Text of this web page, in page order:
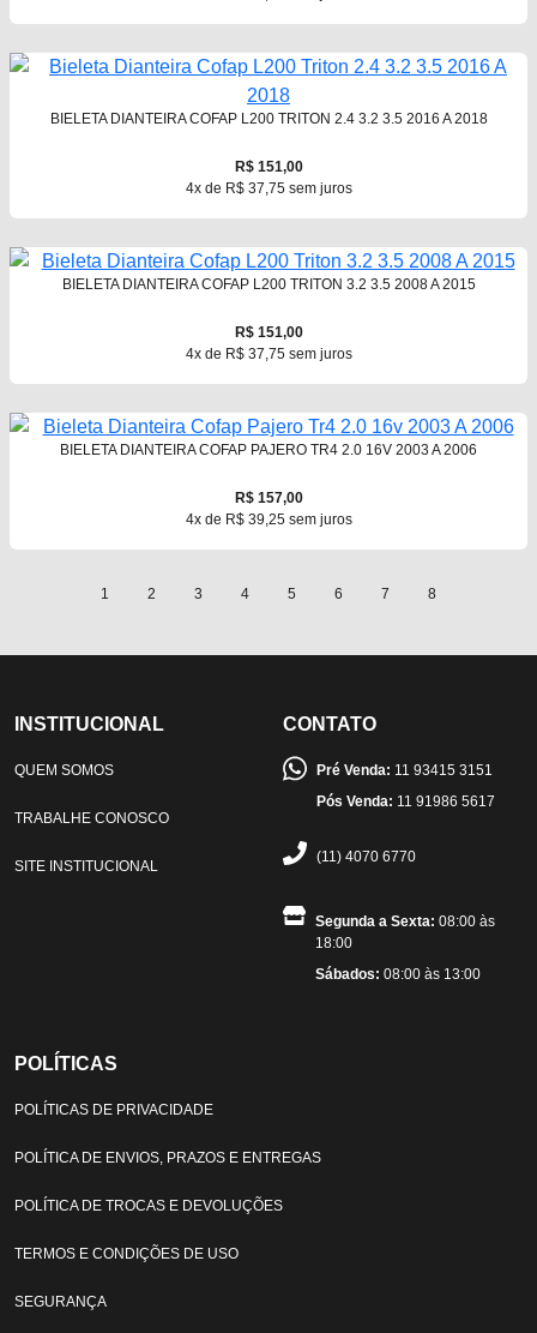
BIELETA DIANTEIRA COFAP L200 TRITON 2.4 3.2 3.5 2016 A 2018
R$ 151,00
4x de R$ 37,75 sem juros
BIELETA DIANTEIRA COFAP L200 TRITON 3.2 3.5 2008 A 2015
R$ 151,00
4x de R$ 37,75 sem juros
BIELETA DIANTEIRA COFAP PAJERO TR4 2.0 16V 2003 A 2006
R$ 157,00
4x de R$ 39,25 sem juros
1 2 3 4 5 6 7 8
INSTITUCIONAL
QUEM SOMOS
TRABALHE CONOSCO
SITE INSTITUCIONAL
CONTATO
Pré Venda: 11 93415 3151
Pós Venda: 11 91986 5617
(11) 4070 6770
Segunda a Sexta: 08:00 às
18:00
Sábados: 08:00 às 13:00
POLÍTICAS
POLÍTICAS DE PRIVACIDADE
POLÍTICA DE ENVIOS, PRAZOS E ENTREGAS
POLÍTICA DE TROCAS E DEVOLUÇÕES
TERMOS E CONDIÇÕES DE USO
SEGURANÇA